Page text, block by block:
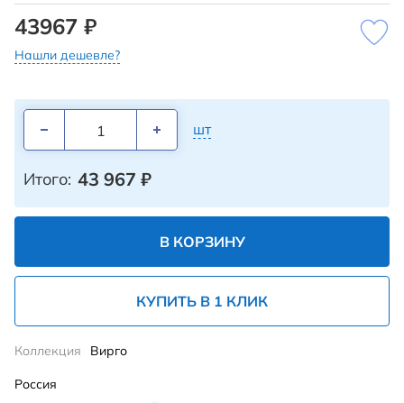
43967 ₽
Нашли дешевле?
шт
Итого: 43 967 ₽
В КОРЗИНУ
КУПИТЬ В 1 КЛИК
Коллекция Вирго
Россия